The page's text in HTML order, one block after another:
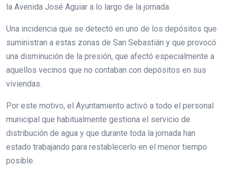
la Avenida José Aguiar a lo largo de la jornada.
Una incidencia que se detectó en uno de los depósitos que
suministran a estas zonas de San Sebastián y que provocó
una disminución de la presión, que afectó especialmente a
aquellos vecinos que no contaban con depósitos en sus
viviendas.
Por este motivo, el Ayuntamiento activó a todo el personal
municipal que habitualmente gestiona el servicio de
distribución de agua y que durante toda la jornada han
estado trabajando para restablecerlo en el menor tiempo
posible.